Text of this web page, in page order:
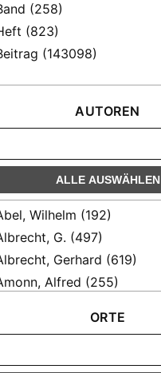
(258)
(823)
(143098)
AUTOREN
ALLE AUSWÄHLEN
Wilhelm (192)
G. (497)
Gerhard (619)
Alfred (255)
Aubin, Gustav (268)
ORTE